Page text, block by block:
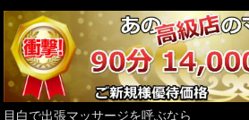
目白で出張マッサージを呼ぶなら